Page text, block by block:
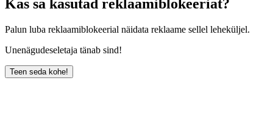
Kas sa kasutad reklaamiblokeeriat?
Palun luba reklaamiblokeerial näidata reklaame sellel leheküljel.
Unenägudeseletaja tänab sind!
Teen seda kohe!